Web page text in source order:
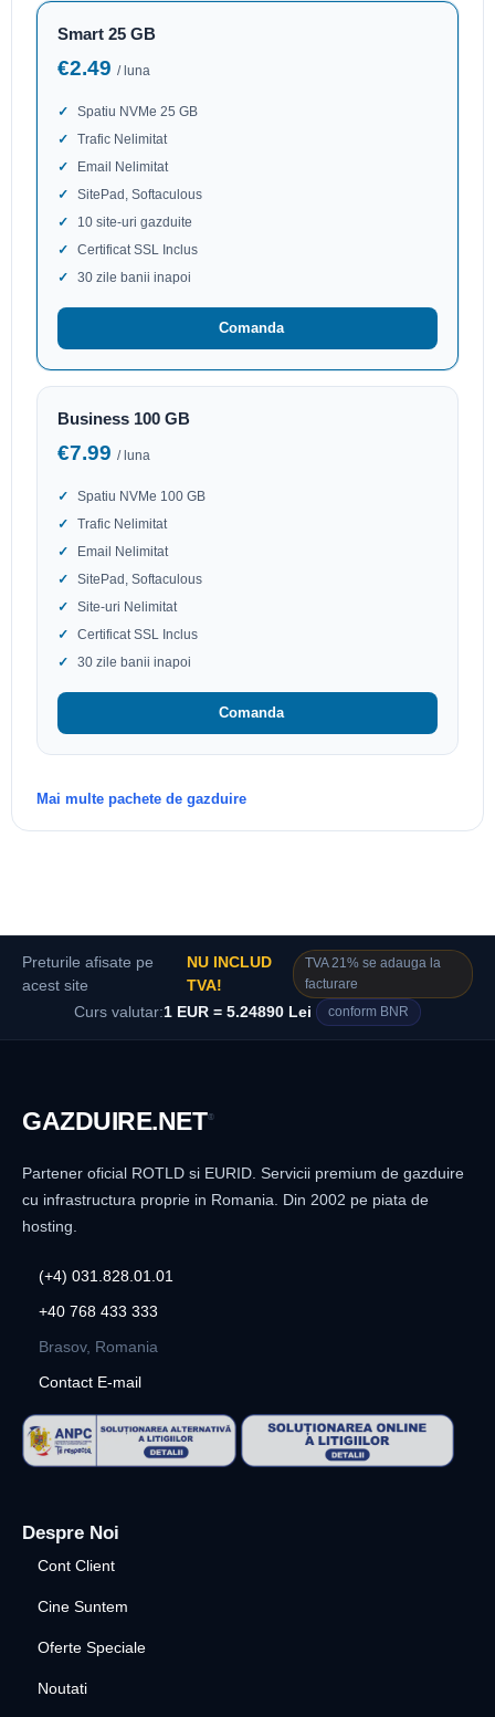
Smart 25 GB
€2.49 / luna
Spatiu NVMe 25 GB
Trafic Nelimitat
Email Nelimitat
SitePad, Softaculous
10 site-uri gazduite
Certificat SSL Inclus
30 zile banii inapoi
Comanda
Business 100 GB
€7.99 / luna
Spatiu NVMe 100 GB
Trafic Nelimitat
Email Nelimitat
SitePad, Softaculous
Site-uri Nelimitat
Certificat SSL Inclus
30 zile banii inapoi
Comanda
Mai multe pachete de gazduire
Preturile afisate pe
acest site
NU INCLUD
TVA!
TVA 21% se adauga la
facturare
Curs valutar:1 EUR = 5.24890 Lei conform BNR
GAZDUIRE.NET®
Partener oficial ROTLD si EURID. Servicii premium de gazduire
cu infrastructura proprie in Romania. Din 2002 pe piata de
hosting.
(+4) 031.828.01.01
+40 768 433 333
Brasov, Romania
Contact E-mail
Despre Noi
Cont Client
Cine Suntem
Oferte Speciale
Noutati